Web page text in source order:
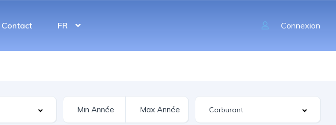
Contact FR Connexion